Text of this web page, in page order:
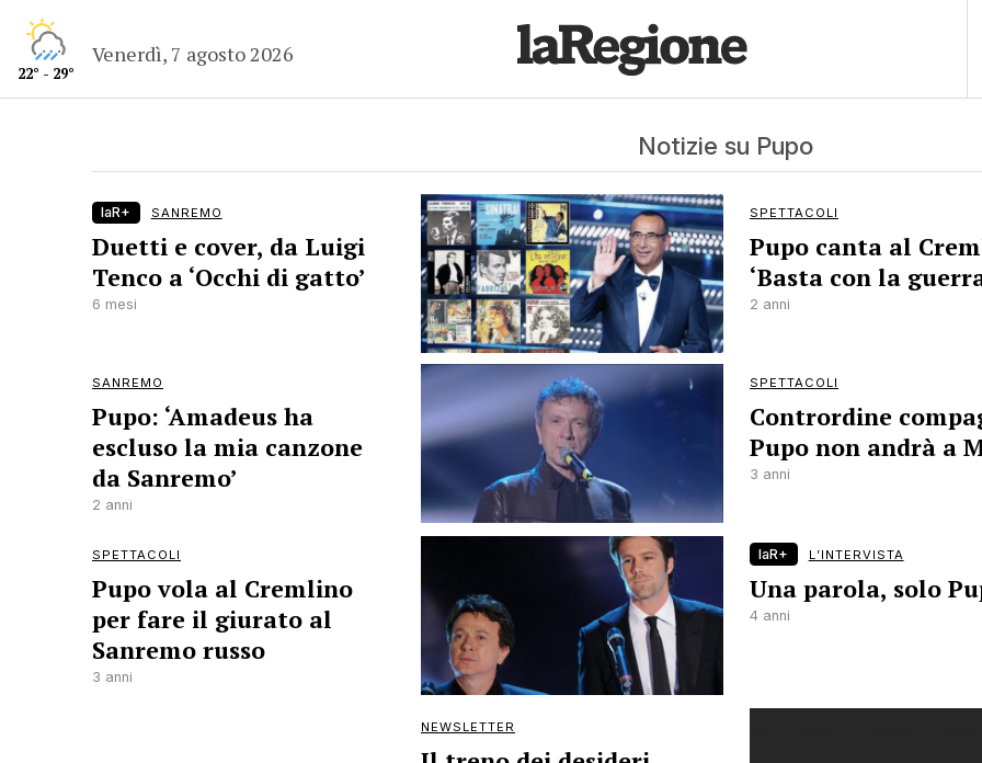
22° - 29°
Venerdì, 7 agosto 2026
Notizie su Pupo
laR+ SANREMO
Duetti e cover, da Luigi
Tenco a ‘Occhi di gatto’
6 mesi
SPETTACOLI
Pupo canta al
‘Basta con la
2 anni
SANREMO
Pupo: ‘Amadeus ha
escluso la mia canzone
da Sanremo’
2 anni
SPETTACOLI
Contrordine
Pupo non andrà a
3 anni
SPETTACOLI
Pupo vola al Cremlino
per fare il giurato al
Sanremo russo
3 anni
laR+ L’INTERVISTA
Una parola, solo
4 anni
NEWSLETTER